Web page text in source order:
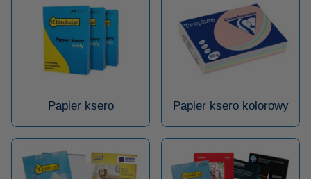
Papier ksero Papier ksero kolorowy